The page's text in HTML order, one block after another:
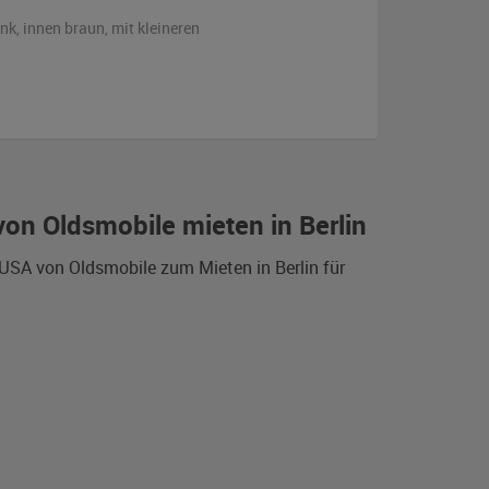
Oldsmobile mieten in Berlin
von Oldsmobile zum Mieten in Berlin für
, innen braun, mit kleineren